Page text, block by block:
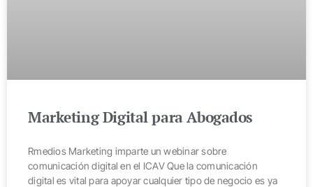
Marketing Digital para Abogados
Rmedios Marketing imparte un webinar sobre
comunicación digital en el ICAV Que la comunicación
digital es vital para apoyar cualquier tipo de negocio es ya